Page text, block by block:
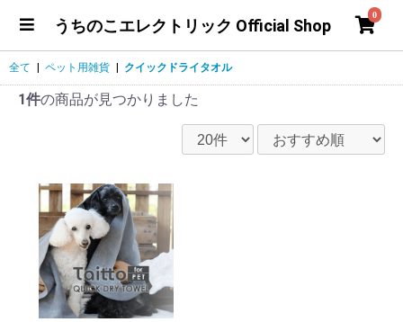
うちのこエレクトリック Official Shop
0
全て ペット用雑貨 クイックドライタオル
1件の商品が見つかりました